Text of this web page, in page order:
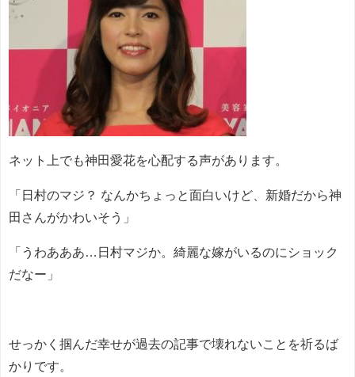
ネット上でも神田愛花を心配する声があります。
「日村のマジ？ なんかちょっと面白いけど、新婚だから神
田さんがかわいそう」
「うわあああ…日村マジか。綺麗な嫁がいるのにショック
だなー」
せっかく掴んだ幸せが過去の記事で壊れないことを祈るば
かりです。